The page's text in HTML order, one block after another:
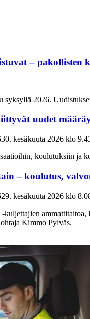
– pakollisten
2026.
uudet
30. kesäkuuta 2026 klo
koulutuksiin ja
– koulutus,
29. kesäkuuta 2026 klo
Kimmo Pylväs.